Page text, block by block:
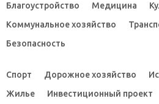
Благоустройство Медицина
Коммунальное хозяйство
Безопасность
Спорт Дорожное хозяйство
Жилье
Инвестиционный проект